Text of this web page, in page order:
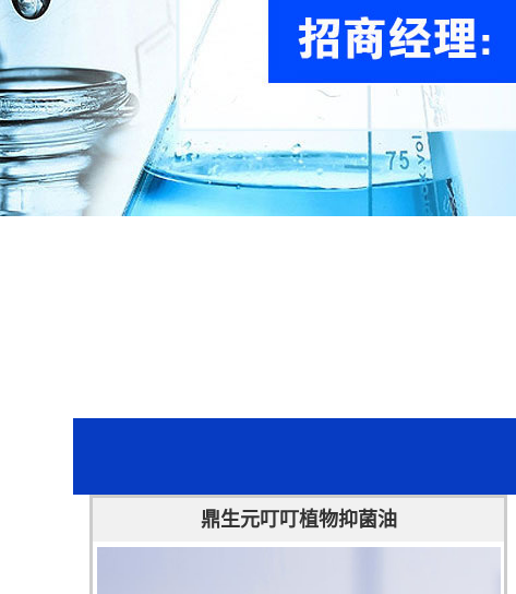
鼎生元叮叮植物抑菌油